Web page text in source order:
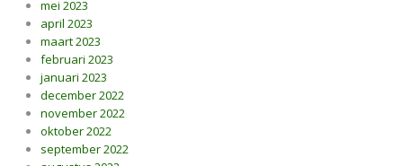
mei 2023
april 2023
maart 2023
februari 2023
januari 2023
december 2022
november 2022
oktober 2022
september 2022